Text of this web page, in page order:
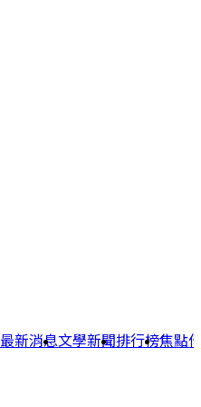
最新消息文學新聞排行榜焦點